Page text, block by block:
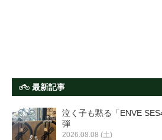
最新記事
泣く子も黙る「ENVE
弾
2026.08.08 (土)